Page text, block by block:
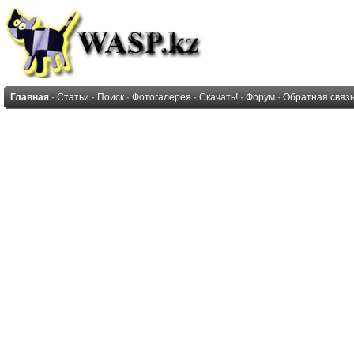
Главная · Статьи · Поиск · Фотогалерея · Скачать! · Форум · Обратная связь